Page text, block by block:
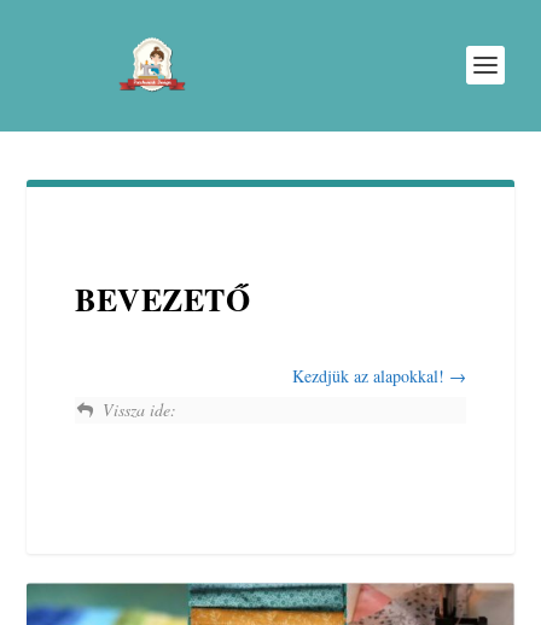
BEVEZETŐ
Kezdjük az alapokkal!
Vissza ide: